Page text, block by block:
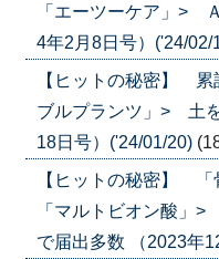
「エーツーケア」>
4年2月8日号）('24/02/
【ヒットの秘密】
ブルプランツ」> 土
18日号）('24/01/20)
【ヒットの秘密】
「マルトビオン酸」
で届出多数 （2023年